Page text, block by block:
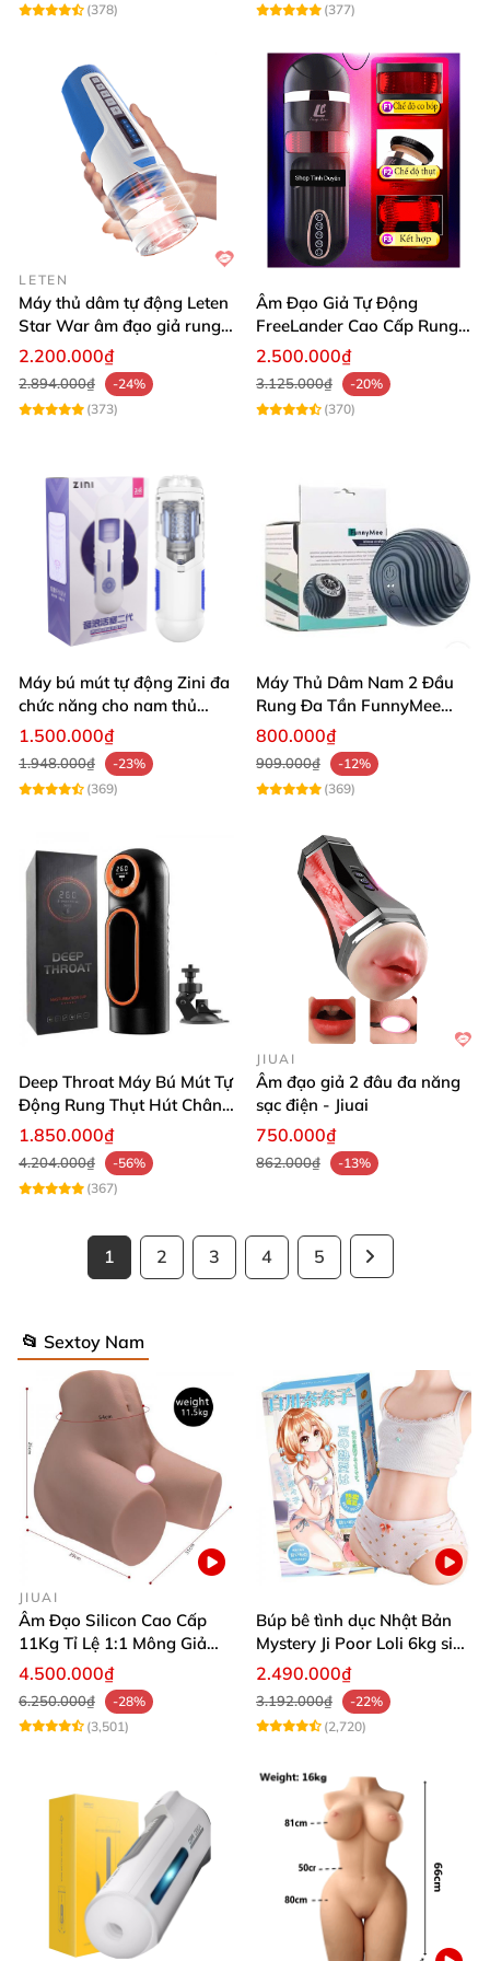
(378)
(377)
LETEN
Máy thủ dâm tự động Leten
Star War âm đạo giả rung
xoay thụt cao cấp
2.200.000₫
2.894.000₫
-24%
(373)
Âm Đạo Giả Tự Động
FreeLander Cao Cấp Rung
Thụt Co Bóp Cực Mạnh
2.500.000₫
3.125.000₫
-20%
(370)
Máy bú mút tự động Zini đa
chức năng cho nam thủ
dâm tự sướng bú cu giá rẻ
1.500.000₫
1.948.000₫
-23%
(369)
Máy Thủ Dâm Nam 2 Đầu
Rung Đa Tần FunnyMee
Bóng Pokemon
800.000₫
909.000₫
-12%
(369)
Deep Throat Máy Bú Mút Tự
Động Rung Thụt Hút Chân
Không Đế Gắn Tường Cao
1.850.000₫
4.204.000₫
-56%
(367)
JIUAI
Âm đạo giả 2 đâu đa năng
sạc điện - Jiuai
750.000₫
862.000₫ -13%
1 2 3 4 5
📂 Sextoy Nam
JIUAI
Âm Đạo Silicon Cao Cấp
11Kg Tỉ Lệ 1:1 Mông Giả
Nguyên Khối Kích Thước
Thật Jiuai Nhật Bản
4.500.000₫
6.250.000₫
-28%
(3,501)
Búp bê tình dục Nhật Bản
Mystery Ji Poor Loli 6kg siêu
thực
2.490.000₫
3.192.000₫
-22%
(2,720)